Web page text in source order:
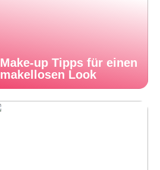
Make-up Tipps für einen
makellosen Look